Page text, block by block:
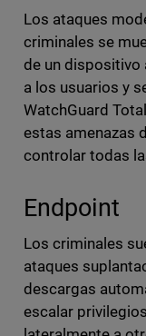
Los ataques
criminales se
de un dispositivo
a los usuarios y
WatchGuard
estas amenazas
controlar todas
Endpoint
Los criminales
ataques
descargas
escalar